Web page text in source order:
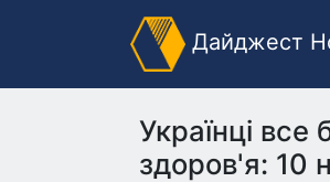
Дайджест
Українці
здоров'я: 10